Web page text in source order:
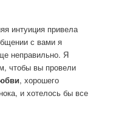
интуиция привела
с вами я
неправильно. Я
чтобы вы провели
, хорошего
и хотелось бы все